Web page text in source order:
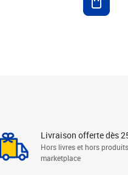
Livraison offerte dès
Hors livres et hors produits
marketplace